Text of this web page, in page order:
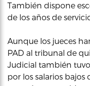
También dispone
de los años de
Aunque los jueces
PAD al tribunal de
Judicial también
por los salarios bajos